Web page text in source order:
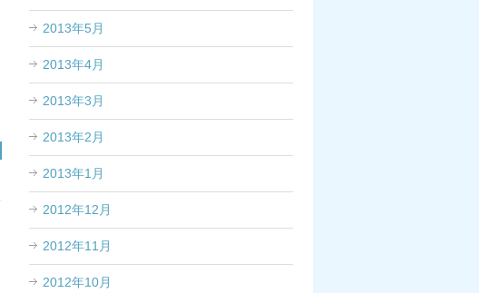
2013年5月
2013年4月
2013年3月
2013年2月
2013年1月
2012年12月
2012年11月
2012年10月